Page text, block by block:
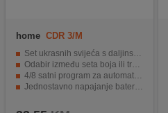
home CDR 3/M
Set ukrasnih svijeća s daljinskim upravljačem
Odabir između seta boja ili treperavog svjetla
4/8 satni program za automatsko paljenje i gašenje
Jednostavno napajanje baterijama